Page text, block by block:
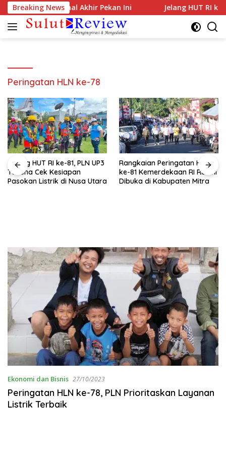
Langsung
ke
konten
Breaking NewsNormal Akhir Pekan Ini Jelang HUT RI ke-
Peringatan HLN ke-78
Jelang HUT RI ke-81, PLN UP3
Tahuna Cek Kesiapan
Pasokan Listrik di Nusa Utara
Rangkaian Peringatan HUT
ke-81 Kemerdekaan RI Resmi
Dibuka di Kabupaten Mitra
Ekonomi dan Bisnis 27/10/2023
Peringatan HLN ke-78, PLN Prioritaskan Layanan
Listrik Terbaik